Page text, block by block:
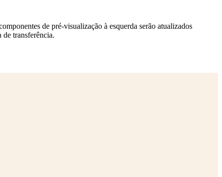
de pré-visualização à esquerda serão atualizados
transferência.